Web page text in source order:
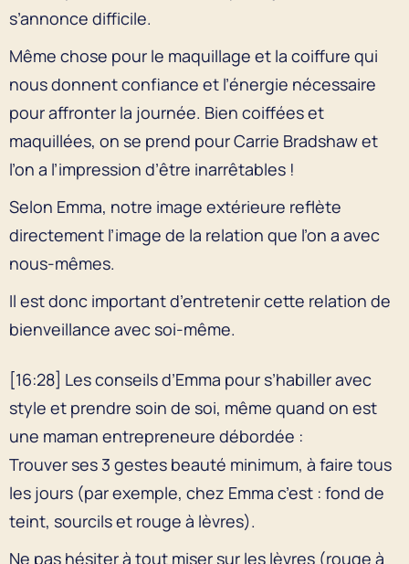
s’annonce difficile.
Même chose pour le maquillage et la coiffure qui
nous donnent confiance et l’énergie nécessaire
pour affronter la journée. Bien coiffées et
maquillées, on se prend pour Carrie Bradshaw et
l’on a l’impression d’être inarrêtables !
Selon Emma, notre image extérieure reflète
directement l’image de la relation que l’on a avec
nous-mêmes.
Il est donc important d’entretenir cette relation de
bienveillance avec soi-même.
[16:28] Les conseils d’Emma pour s’habiller avec
style et prendre soin de soi, même quand on est
une maman entrepreneure débordée :
Trouver ses 3 gestes beauté minimum, à faire tous
les jours (par exemple, chez Emma c’est : fond de
teint, sourcils et rouge à lèvres).
Ne pas hésiter à tout miser sur les lèvres (rouge à